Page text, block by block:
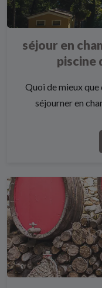
séjour en
piscine
Quoi de mieux
séjourner en